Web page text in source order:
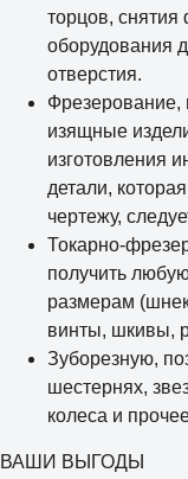
торцов,
оборудования
отверстия.
Фрезерование,
изящные
изготовления
детали,
чертежу,
Токарно-
получить
размерам
винты, шкивы,
Зуборезную,
шестернях,
колеса и
ВАШИ ВЫГОДЫ